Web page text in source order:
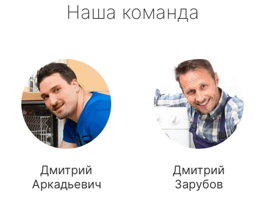
Наша команда
Дмитрий
Аркадьевич
Дмитрий
Зарубов